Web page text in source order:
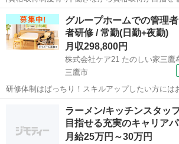
務者研修・介護福祉士)/20代・30代が活躍できる！ 【施設名】 合同
社ケアスペース月の光 ケアスペース月の光 【勤務地】 東京都 三鷹市
【アクセ...
東京 三鷹市 介護福祉士
グループホームでの管理
者研修 / 常勤(日勤+夜勤)
月収298,800円
株式会社ケア21 たのしい家三鷹
三鷹市
研修体制はばっちり！スキルアップしたい方には
取得制度有り] 働きながら資格取得が目指せる！(
研修・介護福祉士)/定年65歳以上/利用者人数５０人以下 【施
式会社ケア21 た...
ラーメン/キッチンスタッ
目指せる充実のキャリア
月給25万円～30万円